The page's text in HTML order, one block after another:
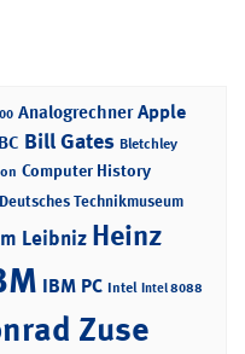
Analogrechner Apple
Bill Gates Bletchley
Computer History
Deutsches Technikmuseum
Leibniz Heinz
IBM PC Intel Intel 8088
Zuse